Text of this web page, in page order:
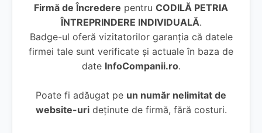
Firmă de Încredere pentru CODILĂ PETRIA
ÎNTREPRINDERE INDIVIDUALĂ.
Badge-ul oferă vizitatorilor garanția că datele
firmei tale sunt verificate și actuale în baza de
date InfoCompanii.ro.
Poate fi adăugat pe un număr nelimitat de
website-urideținute de firmă, fără costuri.